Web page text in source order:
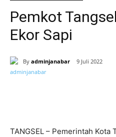
Pemkot
Ekor Sapi
By adminjanabar 9 Juli 2022
TANGSEL – Pemerintah Kota